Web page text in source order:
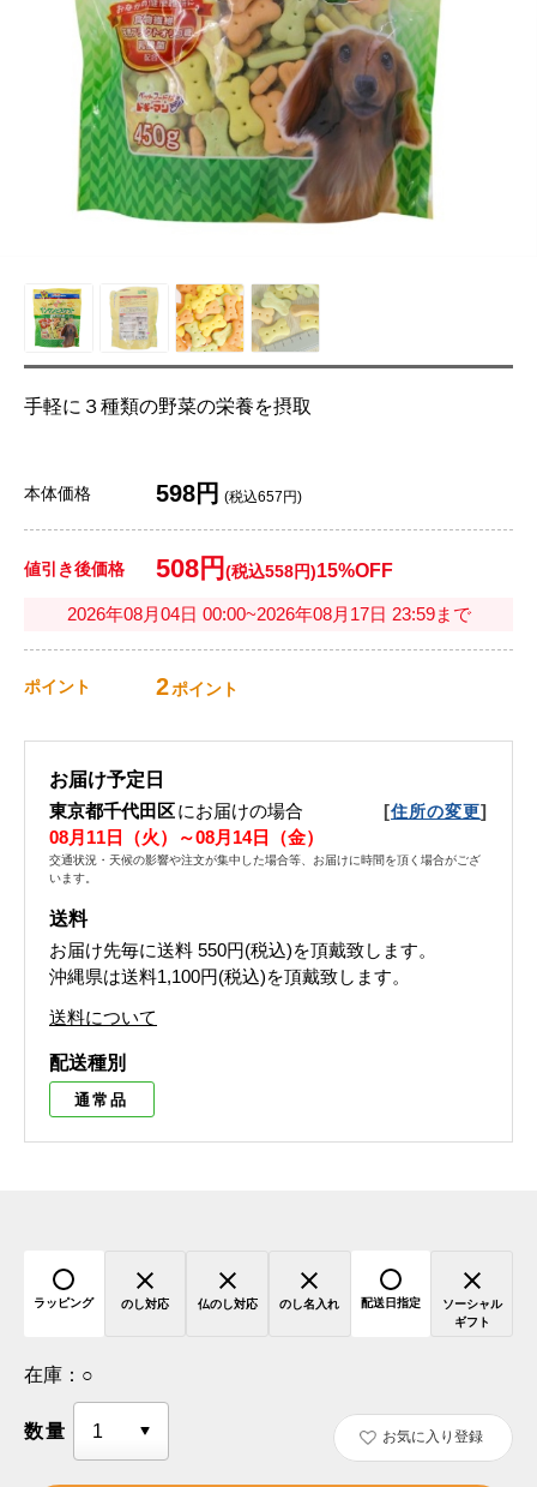
手軽に３種類の野菜の栄養を摂取
本体価格 598円 (税込657円)
値引き後価格 508円 (税込558円)15%OFF
2026年08月04日 00:00~2026年08月17日 23:59まで
ポイント 2ポイント
お届け予定日
東京都千代田区にお届けの場合 [住所の変更]
08月11日（火）～08月14日（金）
交通状況・天候の影響や注文が集中した場合等、お届けに時間を頂く場合がござ
います。
送料
お届け先毎に送料 550円(税込)を頂戴致します。
沖縄県は送料1,100円(税込)を頂戴致します。
送料について
配送種別
通常品
ラッピング のし対応 仏のし対応 のし名入れ 配送日指定
ソーシャル
ギフト
在庫： ○
数量 お気に入り登録